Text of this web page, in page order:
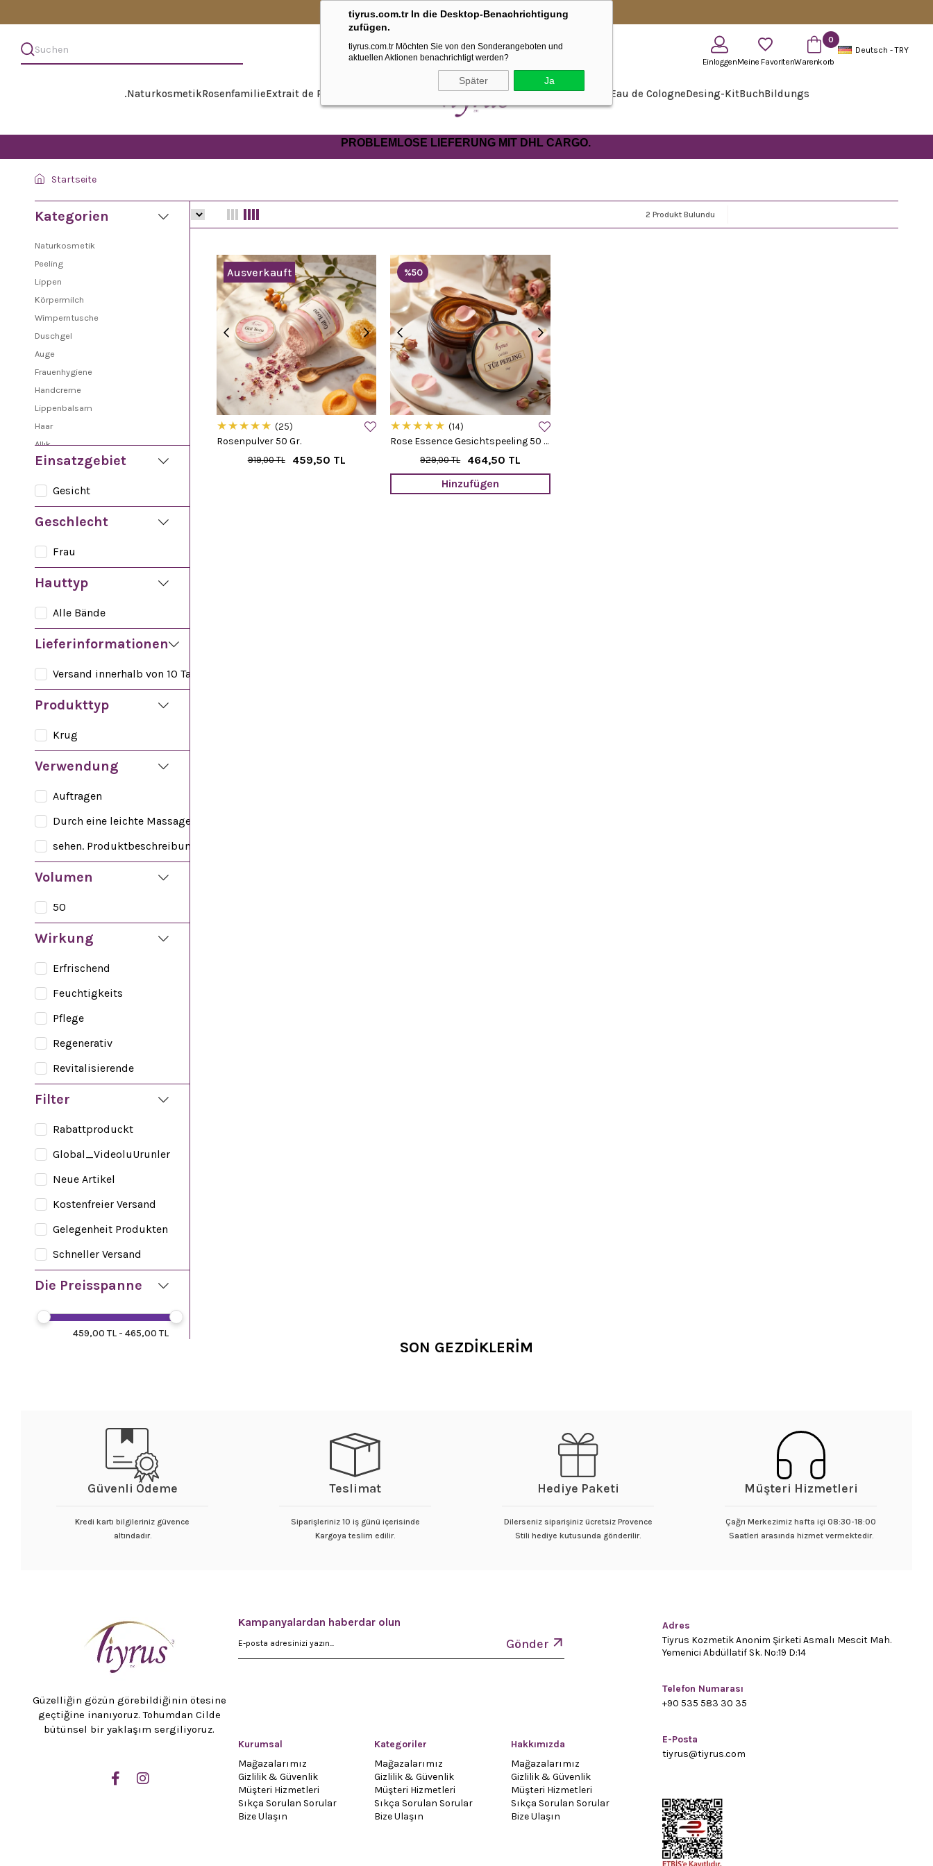
tiyrus.com.tr In die Desktop-Benachrichtigung
zufügen.
tiyrus.com.tr Möchten Sie von den Sonderangeboten und
aktuellen Aktionen benachrichtigt werden?
Später Ja
.NaturkosmetikRosenfamilieExtrait de Parfum Desingserie Eau de CologneDesing-KitBuchBildungs
EinloggenMeine FavoritenWarenkorb
0
Deutsch - TRY
PROBLEMLOSE LIEFERUNG MIT DHL CARGO.
Startseite
Kategorien
Naturkosmetik
Peeling
Lippen
Körpermilch
Wimperntusche
Duschgel
Auge
Frauenhygiene
Handcreme
Lippenbalsam
Haar
Allık
Likit Highlighter
Lippenstift
Seife
Shampoo
Veselin
Körpercreme
Gesichtscreme
Einsatzgebiet
Gesicht
Geschlecht
Frau
Hauttyp
Alle Bände
Lieferinformationen
Versand innerhalb von 10 Tagen
Produkttyp
Krug
Verwendung
Auftragen
Durch eine leichte Massage
sehen. Produktbeschreibungsbereich
Volumen
50
Wirkung
Erfrischend
Feuchtigkeits
Pflege
Regenerativ
Revitalisierende
Filter
Rabattproduckt
Global_VideoluUrunler
Neue Artikel
Kostenfreier Versand
Gelegenheit Produkten
Schneller Versand
Die Preisspanne
459,00 TL - 465,00 TL
2 Produkt
Ausverkauft
Rosenpulver 50 Gr.
★★★★★ 25
459,50 TL
919,00 TL
Rose Essence Gesichtspeeling 50 gr.
★★★★★ 14
464,50 TL
929,00 TL
Hinzufügen
%50
SON GEZDİKLERİM
Güvenli Ödeme
Kredi kartı bilgileriniz güvence
altındadır.
Teslimat
Siparişleriniz 10 iş günü içerisinde
Kargoya teslim edilir.
Hediye Paketi
Dilerseniz siparişiniz ücretsiz Provence
Stili hediye kutusunda gönderilir.
Müşteri Hizmetleri
Çağrı Merkezimiz hafta içi 08:30-18:00
Saatleri arasında hizmet vermektedir.
Güzelliğin gözün görebildiğinin ötesine
geçtiğine inanıyoruz. Tohumdan Cilde
bütünsel bir yaklaşım sergiliyoruz.
Kampanyalardan haberdar olun
Gönder
Kurumsal
Mağazalarımız
Gizlilik & Güvenlik
Müşteri Hizmetleri
Sıkça Sorulan Sorular
Bize Ulaşın
Kategoriler
Mağazalarımız
Gizlilik & Güvenlik
Müşteri Hizmetleri
Sıkça Sorulan Sorular
Bize Ulaşın
Hakkımızda
Mağazalarımız
Gizlilik & Güvenlik
Müşteri Hizmetleri
Sıkça Sorulan Sorular
Bize Ulaşın
Adres
Tiyrus Kozmetik Anonim Şirketi Asmalı Mescit Mah.
Yemenici Abdüllatif Sk. No:19 D:14
Telefon Numarası
+90 535 583 30 35
E-Posta
tiyrus@tiyrus.com